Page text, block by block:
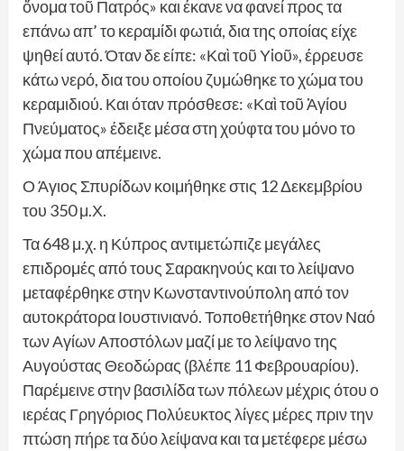
ὄνομα τοῦ Πατρός» και έκανε να φανεί προς τα
επάνω απ’ το κεραμίδι φωτιά, δια της οποίας είχε
ψηθεί αυτό. Όταν δε είπε: «Καὶ τοῦ Υἱοῦ», έρρευσε
κάτω νερό, δια του οποίου ζυμώθηκε το χώμα του
κεραμιδιού. Και όταν πρόσθεσε: «Καὶ τοῦ Ἁγίου
Πνεύματος» έδειξε μέσα στη χούφτα του μόνο το
χώμα που απέμεινε.
Ο Άγιος Σπυρίδων κοιμήθηκε στις 12 Δεκεμβρίου
του 350 μ.Χ.
Τα 648 μ.χ. η Κύπρος αντιμετώπιζε μεγάλες
επιδρομές από τους Σαρακηνούς και το λείψανο
μεταφέρθηκε στην Κωνσταντινούπολη από τον
αυτοκράτορα Ιουστινιανό. Τοποθετήθηκε στον Ναό
των Αγίων Αποστόλων μαζί με το λείψανο της
Αυγούστας Θεοδώρας (βλέπε 11 Φεβρουαρίου).
Παρέμεινε στην βασιλίδα των πόλεων μέχρις ότου ο
ιερέας Γρηγόριος Πολύευκτος λίγες μέρες πριν την
πτώση πήρε τα δύο λείψανα και τα μετέφερε μέσω